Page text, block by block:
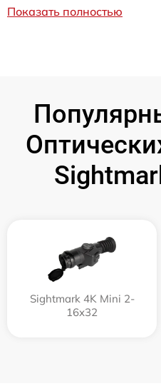
Показать полностью
Sightmark 4K Mini 2-
16x32